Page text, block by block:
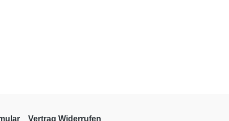
Vertrag Widerrufen